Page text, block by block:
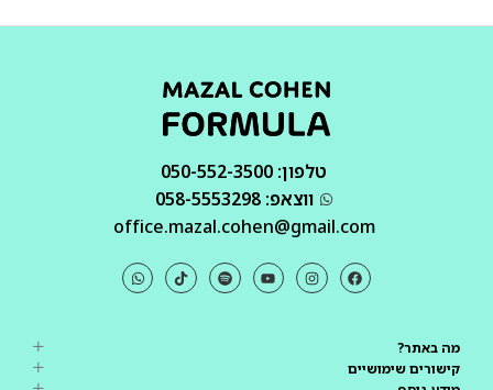
טלפון: 050-552-3500
ווצאפ: 058-5553298
office.mazal.cohen@gmail.com
מה באתר?
קישורים שימושיים